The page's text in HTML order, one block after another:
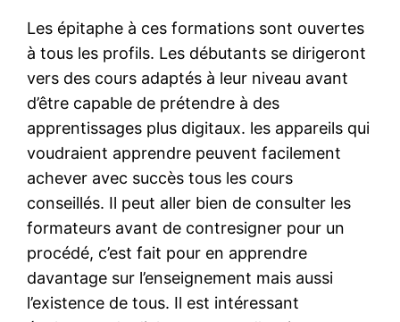
Les épitaphe à ces formations sont ouvertes
à tous les profils. Les débutants se dirigeront
vers des cours adaptés à leur niveau avant
d’être capable de prétendre à des
apprentissages plus digitaux. les appareils qui
voudraient apprendre peuvent facilement
achever avec succès tous les cours
conseillés. Il peut aller bien de consulter les
formateurs avant de contresigner pour un
procédé, c’est fait pour en apprendre
davantage sur l’enseignement mais aussi
l’existence de tous. Il est intéressant